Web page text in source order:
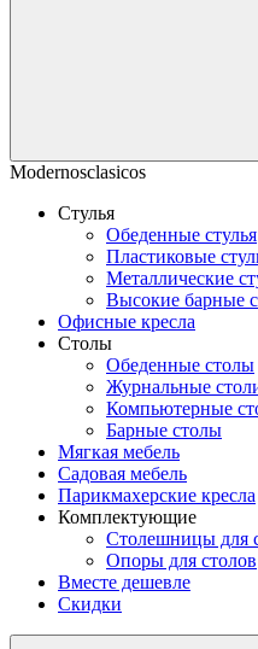
Modernosclasicos
Стулья
Обеденные стулья
Пластиковые
Металлические
Высокие барные
Офисные кресла
Столы
Обеденные столы
Журнальные
Компьютерные
Барные столы
Мягкая мебель
Садовая мебель
Парикмахерские кресла
Комплектующие
Столешницы для
Опоры для столов
Вместе дешевле
Скидки